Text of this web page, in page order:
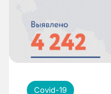
Covid-19